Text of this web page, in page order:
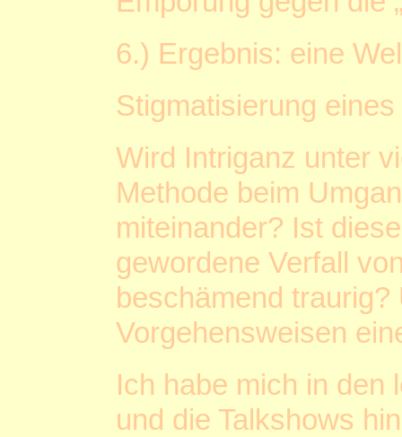
6.) Ergebnis: eine
Stigmatisierung
Wird Intriganz unter
Methode beim
miteinander? Ist
gewordene Verfall
beschämend
Vorgehensweisen
Ich habe mich in den
und die Talkshows